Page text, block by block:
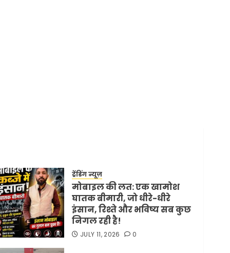
ट्रेंडिंग न्यूज़
मोबाइल की लत: एक खामोश
घातक बीमारी, जो धीरे-धीरे
इंसान, रिश्ते और भविष्य सब कुछ
निगल रही है!
JULY 11, 2026 0